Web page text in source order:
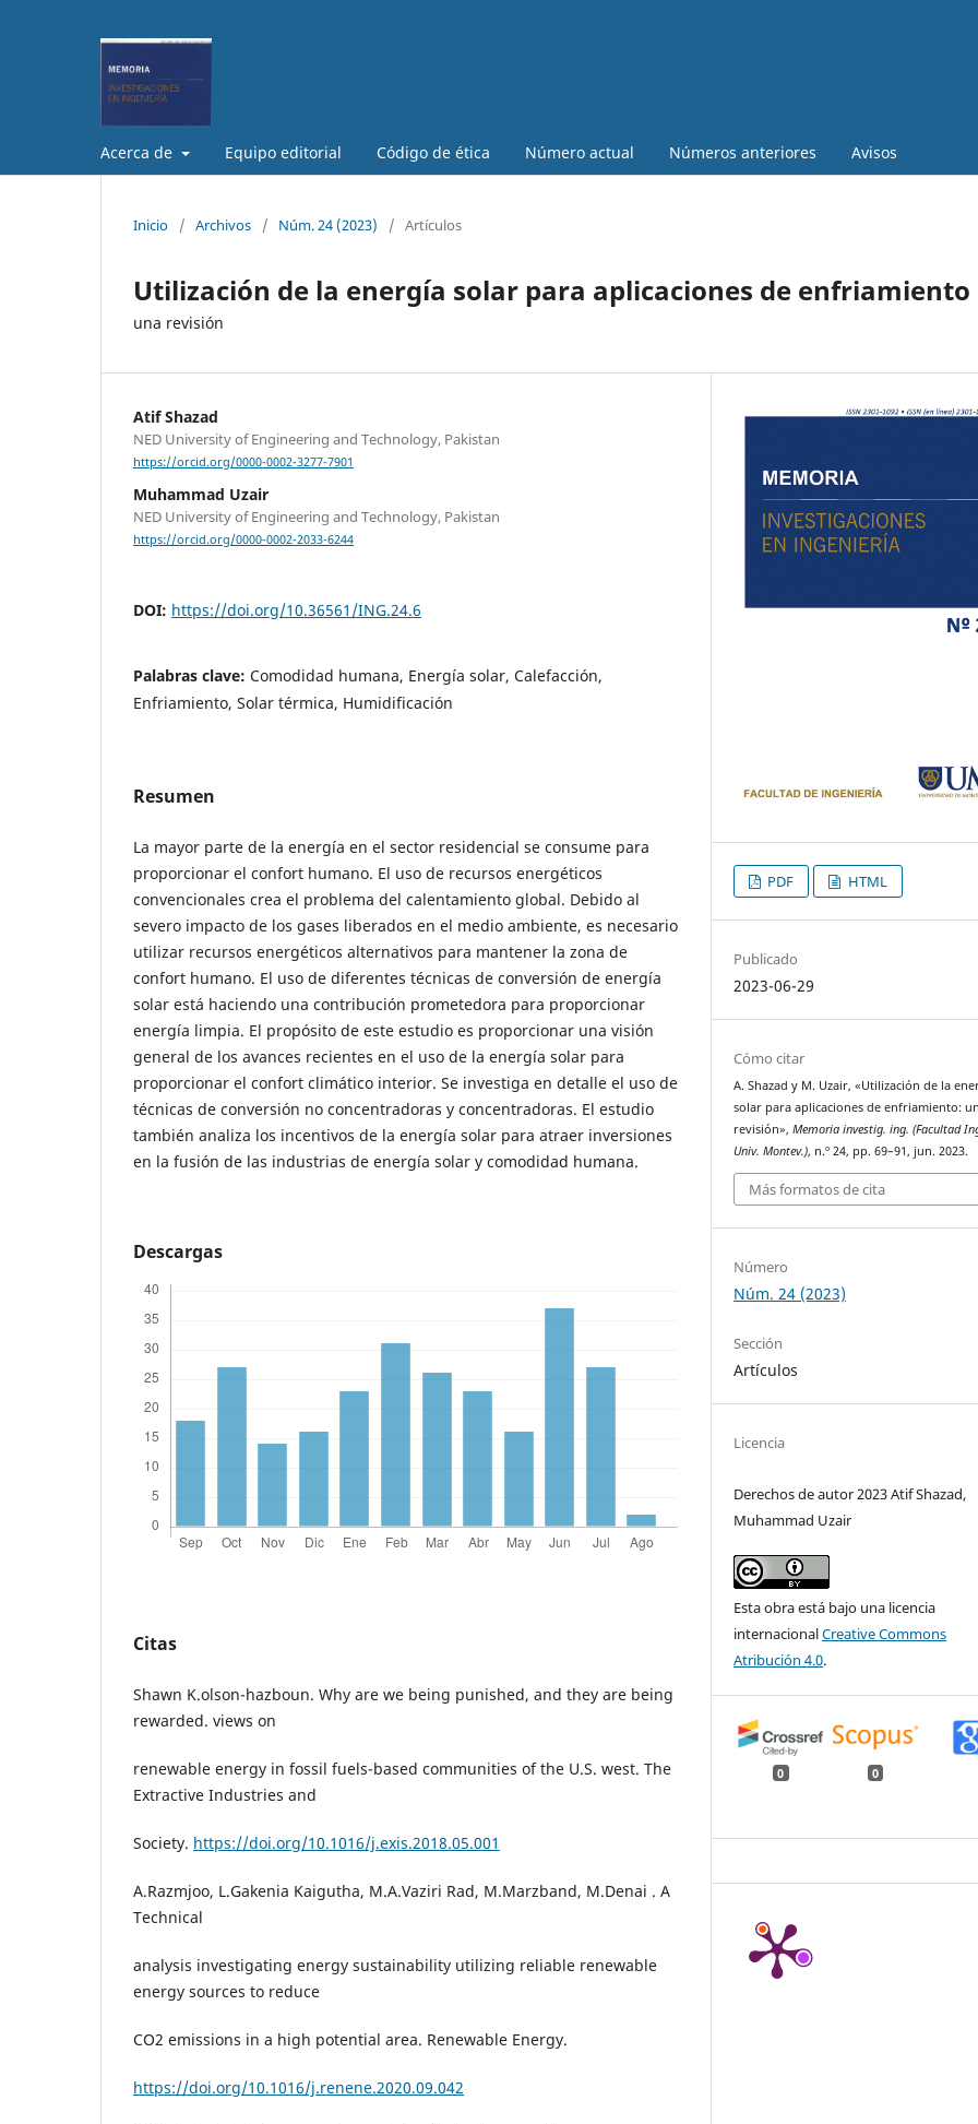
Acerca de Equipo editorial Código de ética Número actual Números anteriores Avisos
Inicio / Archivos / Núm. 24 (2023) / Artículos
Utilización de la energía solar para aplicaciones de enfriamiento
una revisión
Atif Shazad
NED University of Engineering and Technology, Pakistan
https://orcid.org/0000-0002-3277-7901
Muhammad Uzair
NED University of Engineering and Technology, Pakistan
https://orcid.org/0000-0002-2033-6244
DOI: https://doi.org/10.36561/ING.24.6
Palabras clave: Comodidad humana, Energía solar, Calefacción,
Enfriamiento, Solar térmica, Humidificación
Resumen
La mayor parte de la energía en el sector residencial se consume para
proporcionar el confort humano. El uso de recursos energéticos
convencionales crea el problema del calentamiento global. Debido al
severo impacto de los gases liberados en el medio ambiente, es necesario
utilizar recursos energéticos alternativos para mantener la zona de
confort humano. El uso de diferentes técnicas de conversión de energía
solar está haciendo una contribución prometedora para proporcionar
energía limpia. El propósito de este estudio es proporcionar una visión
general de los avances recientes en el uso de la energía solar para
proporcionar el confort climático interior. Se investiga en detalle el uso de
técnicas de conversión no concentradoras y concentradoras. El estudio
también analiza los incentivos de la energía solar para atraer inversiones
en la fusión de las industrias de energía solar y comodidad humana.
Descargas
Citas
Shawn K.olson-hazboun. Why are we being punished, and they are being
rewarded. views on
renewable energy in fossil fuels-based communities of the U.S. west. The
Extractive Industries and
Society. https://doi.org/10.1016/j.exis.2018.05.001
A.Razmjoo, L.Gakenia Kaigutha, M.A.Vaziri Rad, M.Marzband, M.Denai . A
Technical
analysis investigating energy sustainability utilizing reliable renewable
energy sources to reduce
CO2 emissions in a high potential area. Renewable Energy.
https://doi.org/10.1016/j.renene.2020.09.042
PDF HTML
Publicado
2023-06-29
Cómo citar
A. Shazad y M. Uzair, «Utilización de la
solar para aplicaciones de enfriamiento:
revisión»,Memoria investig. ing. (Facultad
Univ. Montev.), n.º 24, pp. 69–91, jun. 2023.
Más formatos de cita
Número
Núm. 24 (2023)
Sección
Artículos
Licencia
Derechos de autor 2023 Atif Shazad,
Muhammad Uzair
Esta obra está bajo una licencia
internacionalCreative Commons
Atribución 4.0.
0 0